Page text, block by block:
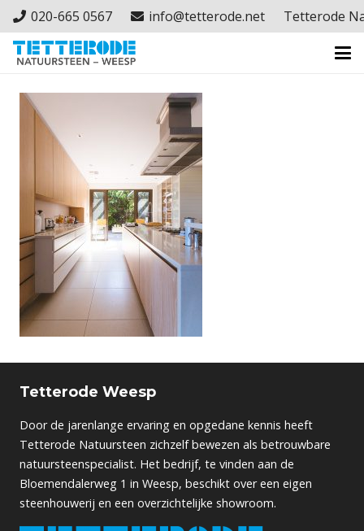
020-665 0567 info@tetterode.net Tetterode
Tetterode Weesp
Door de jarenlange ervaring en opgedane kennis heeft
Tetterode Natuursteen zichzelf bewezen als betrouwbare
natuursteenspecialist. Het bedrijf, te vinden aan de
Bloemendalerweg 1 in Weesp, beschikt over een eigen
steenhouwerij en een overzichtelijke showroom.